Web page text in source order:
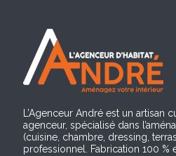
L’Agenceur André est un artisan
agenceur, spécialisé dans
(cuisine, chambre, dressing,
professionnel. Fabrication 100 %